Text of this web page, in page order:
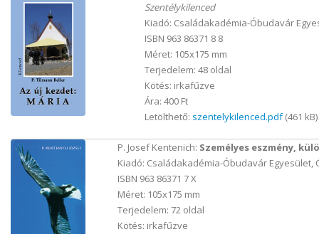
Szentélykilenced
Kiadó: Családakadémia-Óbudavár
ISBN 963 86371 8 8
Méret: 105x175 mm
Terjedelem: 48 oldal
Kötés: irkafűzve
Ára: 400 Ft
Letölthető: szentelykilenced.pdf(461 kB)
P. Josef Kentenich: Személyes eszmény,
Kiadó: Családakadémia-Óbudavár Egyesület,
ISBN 963 86371 7 X
Méret: 105x175 mm
Terjedelem: 72 oldal
Kötés: irkafűzve